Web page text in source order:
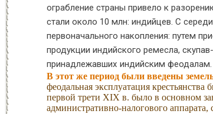
ограбление страны привело к
стали около 10 млн: индийцев. С
первоначального накопления: путем
продукции индийского ремесла,
принадлежавших индийским феодалам.
В этот же период были введены
феодальная эксплуатация
первой трети XIX в. было в основном
административно-налогового